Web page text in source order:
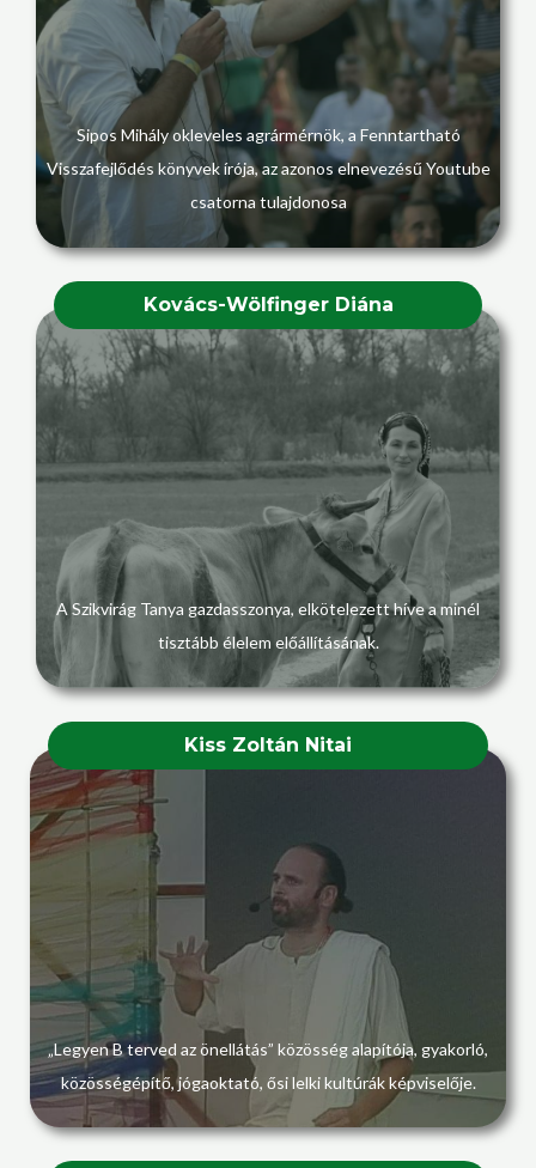
Sipos Mihály okleveles agrármérnök, a Fenntartható
Visszafejlődés könyvek írója, az azonos elnevezésű Youtube
csatorna tulajdonosa
Kovács-Wölfinger Diána
A Szikvirág Tanya gazdasszonya, elkötelezett híve a minél
tisztább élelem előállításának.
Kiss Zoltán Nitai
„Legyen B terved az önellátás” közösség alapítója, gyakorló,
közösségépítő, jógaoktató, ősi lelki kultúrák képviselője.